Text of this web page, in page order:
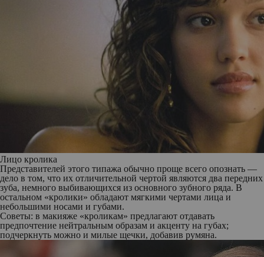
Лицо кролика
Представителей этого типажа обычно проще всего опознать —
дело в том, что их отличительной чертой являются два передних
зуба, немного выбивающихся из основного зубного ряда. В
остальном «кролики» обладают мягкими чертами лица и
небольшими носами и губами.
Советы: в макияже «кроликам» предлагают отдавать
предпочтение нейтральным образам и акценту на губах;
подчеркнуть можно и милые щечки, добавив румяна.